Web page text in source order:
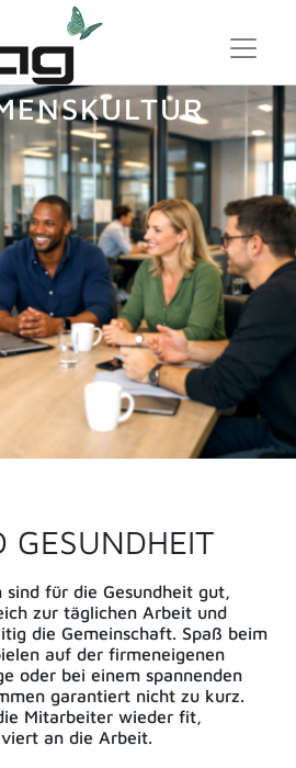
GESUNDHEIT
für die Gesundheit gut,
zur täglichen Arbeit und
die Gemeinschaft. Spaß beim
auf der firmeneigenen
oder bei einem spannenden
garantiert nicht zu kurz.
Mitarbeiter wieder fit,
an die Arbeit.